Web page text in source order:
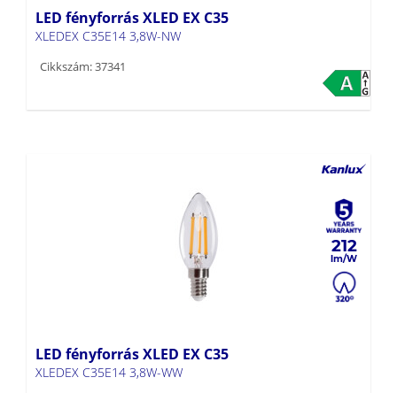
LED fényforrás XLED EX C35
XLEDEX C35E14 3,8W-NW
Cikkszám: 37341
212
LED fényforrás XLED EX C35
XLEDEX C35E14 3,8W-WW